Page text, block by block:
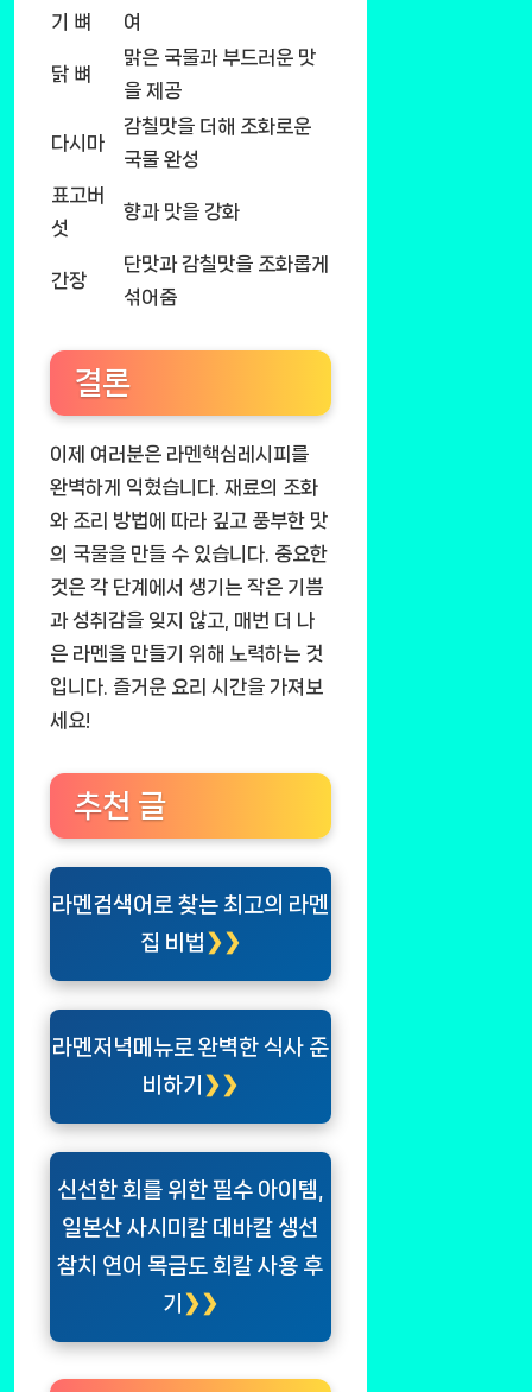
기 뼈
여
닭 뼈
맑은 국물과 부드러운 맛
을 제공
다시마
감칠맛을 더해 조화로운
국물 완성
표고버
섯
향과 맛을 강화
간장
단맛과 감칠맛을 조화롭게
섞어줌
결론
이제 여러분은 라멘핵심레시피를
완벽하게 익혔습니다. 재료의 조화
와 조리 방법에 따라 깊고 풍부한 맛
의 국물을 만들 수 있습니다. 중요한
것은 각 단계에서 생기는 작은 기쁨
과 성취감을 잊지 않고, 매번 더 나
은 라멘을 만들기 위해 노력하는 것
입니다. 즐거운 요리 시간을 가져보
세요!
추천 글
라멘검색어로 찾는 최고의 라멘
집 비법
라멘저녁메뉴로 완벽한 식사 준
비하기
신선한 회를 위한 필수 아이템,
일본산 사시미칼 데바칼 생선
참치 연어 목금도 회칼 사용 후
기